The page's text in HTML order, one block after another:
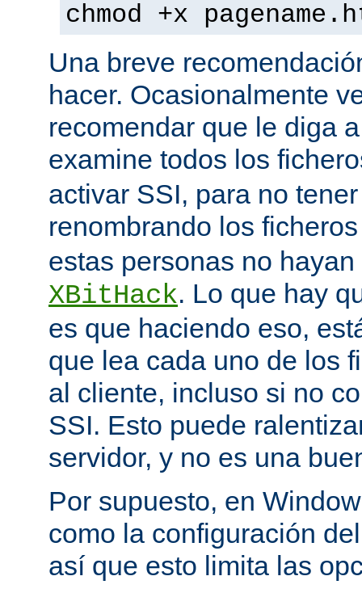
chmod +x
Una breve
hacer. Ocasionalmente
recomendar que le diga
examine todos los
activar SSI, para no
renombrando los
estas personas no
XBitHack. Lo que hay
es que haciendo eso,
que lea cada uno de los
al cliente, incluso si no
SSI. Esto puede
servidor, y no es una
Por supuesto, en
como la configuración
así que esto limita las